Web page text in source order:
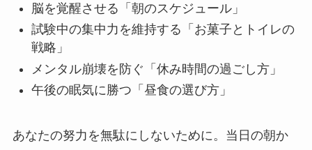
脳を覚醒させる「朝のスケジュール」
試験中の集中力を維持する「お菓子とトイレの
戦略」
メンタル崩壊を防ぐ「休み時間の過ごし方」
午後の眠気に勝つ「昼食の選び方」
あなたの努力を無駄にしないために。当日の朝か